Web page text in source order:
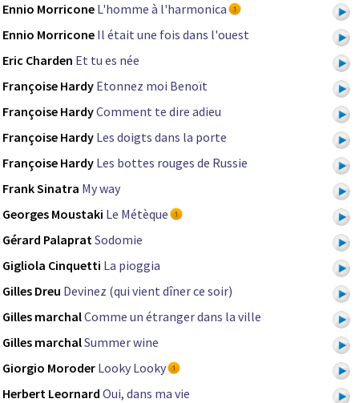
Ennio Morricone L'homme à l'harmonica
Ennio Morricone Il était une fois dans l'ouest
Eric Charden Et tu es née
Françoise Hardy Etonnez moi Benoït
Françoise HardyComment te dire adieu
Françoise Hardy Les doigts dans la porte
Françoise Hardy Les bottes rouges de Russie
Frank Sinatra My way
Georges Moustaki Le Métèque
Gérard PalapratSodomie
Gigliola Cinquetti La pioggia
Gilles Dreu Devinez (qui vient dîner ce soir)
Gilles marchalComme un étranger dans la ville
Gilles marchalSummer wine
Giorgio Moroder Looky Looky
Herbert Leornard Oui, dans ma vie